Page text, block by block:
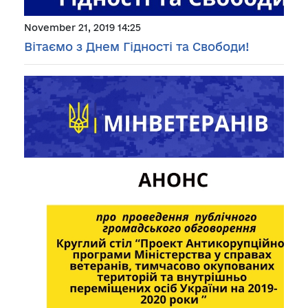
November 21, 2019 14:25
Вітаємо з Днем Гідності та Свободи!